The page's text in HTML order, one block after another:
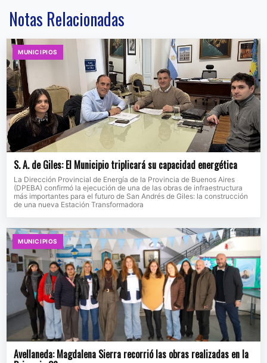
Notas Relacionadas
MUNICIPIOS
S. A. de Giles: El Municipio triplicará su capacidad energética
La Dirección Provincial de Energía de la Provincia de Buenos Aires
(DPEBA) confirmó la ejecución de una de las obras de infraestructura
más importantes para el futuro de San Andrés de Giles: la construcción
de una nueva Estación Transformadora
MUNICIPIOS
Avellaneda: Magdalena Sierra recorrió las obras realizadas en la